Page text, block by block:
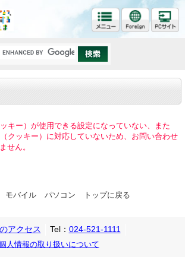
キー）が使用できる設定になっていない、また
クッキー）に対応していないため、お問い合わせ
せん。
モバイル パソコン トップに戻る
アクセス Tel： 024-521-1111
人情報の取り扱いについて